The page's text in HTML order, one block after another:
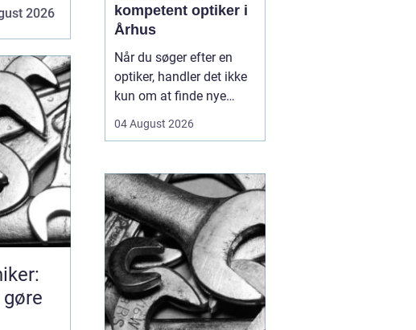
2026
kompetent optiker i
Århus
Når du søger efter en
optiker, handler det ikke
kun om at finde nye
men om at få faglig
synsprøver og produkter,
der passer til din
hverdag. I hjertet af byen
find...
04 August 2026